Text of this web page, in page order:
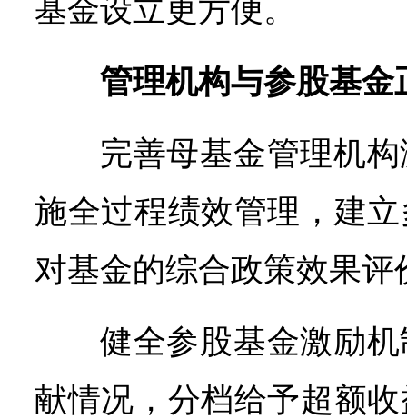
基金设立更方便。
管理机构与参股基金
完善母基金管理机
施全过程绩效管理，建
对基金的综合政策效果
健全参股基金激励
献情况，分档给予超额